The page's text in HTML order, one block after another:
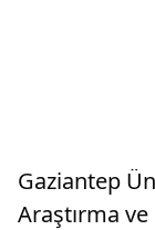
Gaziantep
Araştırma